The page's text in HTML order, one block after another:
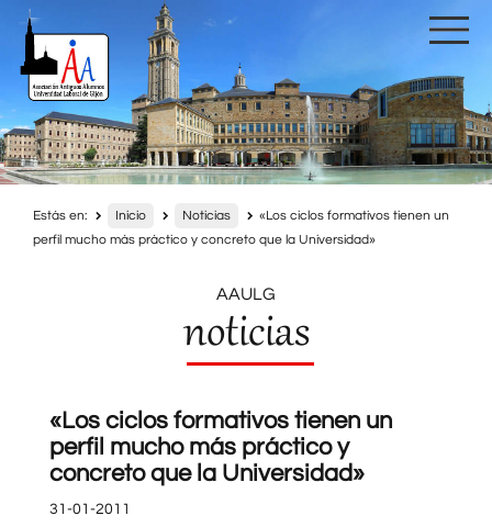
Estás en: Inicio Noticias
«Los ciclos formativos tienen un
perfil mucho más práctico y concreto que la Universidad»
AAULG
noticias
«Los ciclos formativos tienen un
perfil mucho más práctico y
concreto que la Universidad»
31-01-2011